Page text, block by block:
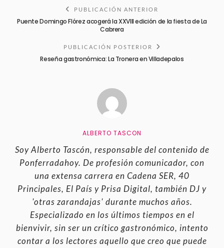
PUBLICACIÓN ANTERIOR
Puente Domingo Flórez acogerá la XXVIII edición de la fiesta de La
Cabrera
PUBLICACIÓN POSTERIOR
Reseña gastronómica: La Tronera en Villadepalos
ALBERTO TASCON
Soy Alberto Tascón, responsable del contenido de
Ponferradahoy. De profesión comunicador, con
una extensa carrera en Cadena SER, 40
Principales, El País y Prisa Digital, también DJ y
'otras zarandajas' durante muchos años.
Especializado en los últimos tiempos en el
bienvivir, sin ser un crítico gastronómico, intento
contar a los lectores aquello que creo que puede